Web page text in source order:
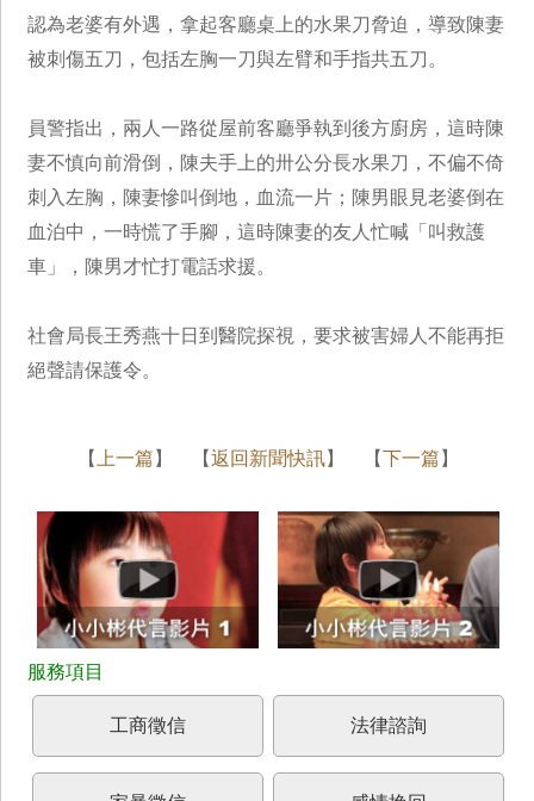
認為老婆有外遇，拿起客廳桌上的水果刀脅迫，導致陳妻
被刺傷五刀，包括左胸一刀與左臂和手指共五刀。
員警指出，兩人一路從屋前客廳爭執到後方廚房，這時陳
妻不慎向前滑倒，陳夫手上的卅公分長水果刀，不偏不倚
刺入左胸，陳妻慘叫倒地，血流一片；陳男眼見老婆倒在
血泊中，一時慌了手腳，這時陳妻的友人忙喊「叫救護
車」，陳男才忙打電話求援。
社會局長王秀燕十日到醫院探視，要求被害婦人不能再拒
絕聲請保護令。
【 上一篇 】 【返回新聞快訊】 【下一篇 】
工商徵信 法律諮詢